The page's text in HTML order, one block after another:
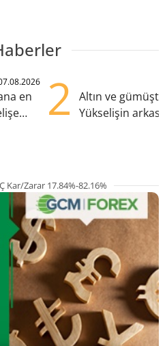
en
2
Altın ve
Yükselişin
Kar/Zarar 17.84%-82.16%